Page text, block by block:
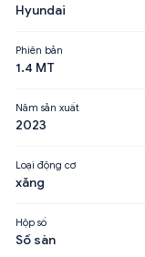
Hyundai
Phiên bản
1.4 MT
Năm sản xuất
2023
Loại động cơ
xăng
Hộp số
Số sàn